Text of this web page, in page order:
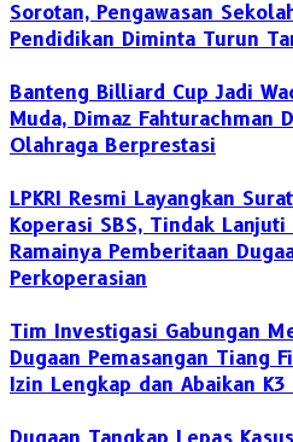
Sorotan, Pengawasan
Pendidikan Diminta Turun
Banteng Billiard Cup Jadi
Muda, Dimaz Fahturachman
Olahraga Berprestasi
LPKRI Resmi Layangkan
Koperasi SBS, Tindak Lanjuti
Ramainya Pemberitaan
Perkoperasian
Tim Investigasi Gabungan
Dugaan Pemasangan Tiang
Izin Lengkap dan Abaikan K3